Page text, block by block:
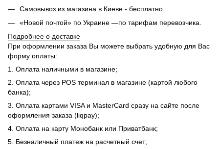
Самовывоз из магазина в Киеве - бесплатно.
«Новой почтой» по Украине —по тарифам перевозчика.
Подробнее о доставке
При оформлении заказа Вы можете выбрать удобную для Вас
форму оплаты:
1. Оплата наличными в магазине;
2. Оплата через POS терминал в магазине (картой любого
банка);
3. Оплата картами VISA и MasterCard сразу на сайте после
оформления заказа (liqpay);
4. Оплата на карту Монобанк или Приватбанк;
5. Безналичный платеж на расчетный счет;